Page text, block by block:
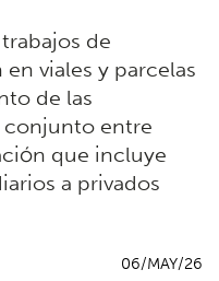
de
viales y parcelas
de las
entre
que incluye
a privados
06/MAY/26